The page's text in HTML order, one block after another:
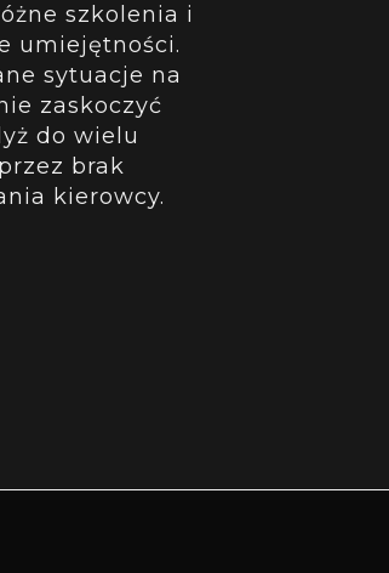
szkolenia i
umiejętności.
sytuacje na
zaskoczyć
do wielu
brak
kierowcy.